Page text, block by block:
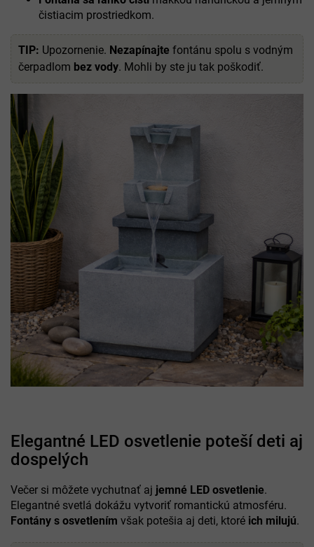
čistiacim prostriedkom.
TIP: Upozornenie. Nezapínajte fontánu spolu s vodným
čerpadlom bez vody. Mohli by ste ju tak poškodiť.
Elegantné LED osvetlenie poteší deti aj
dospelých
Večer si môžete vychutnať aj jemné LED osvetlenie.
Elegantné svetlá dokážu vytvoriť romantickú atmosféru.
Fontány s osvetlením však potešia aj deti, ktoré ich milujú.